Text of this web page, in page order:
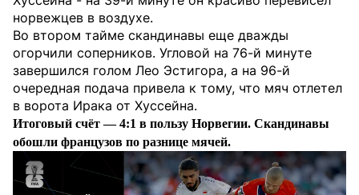
норвежцев в воздухе.
Во втором тайме скандинавы еще дважды
огорчили соперников. Угловой на 76-й минуте
завершился голом Лео Эстигора, а на 96-й
очередная подача привела к тому, что мяч отлетел
в ворота Ирака от Хуссейна.
Итоговый счёт — 4:1 в пользу Норвегии. Скандинавы
обошли французов по разнице мячей.